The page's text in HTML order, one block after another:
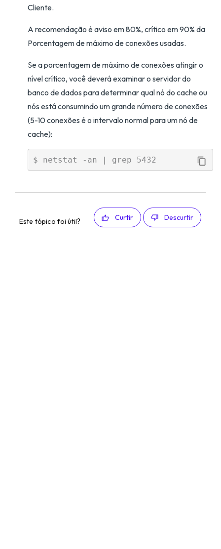
Cliente.
A recomendação é aviso em 80%, crítico em 90% da
Porcentagem de máximo de conexões usadas.
Se a porcentagem de máximo de conexões atingir o
nível crítico, você deverá examinar o servidor do
banco de dados para determinar qual nó do cache ou
nós está consumindo um grande número de conexões
(5-10 conexões é o intervalo normal para um nó de
cache):
Este tópico foi útil? Curtir Descurtir